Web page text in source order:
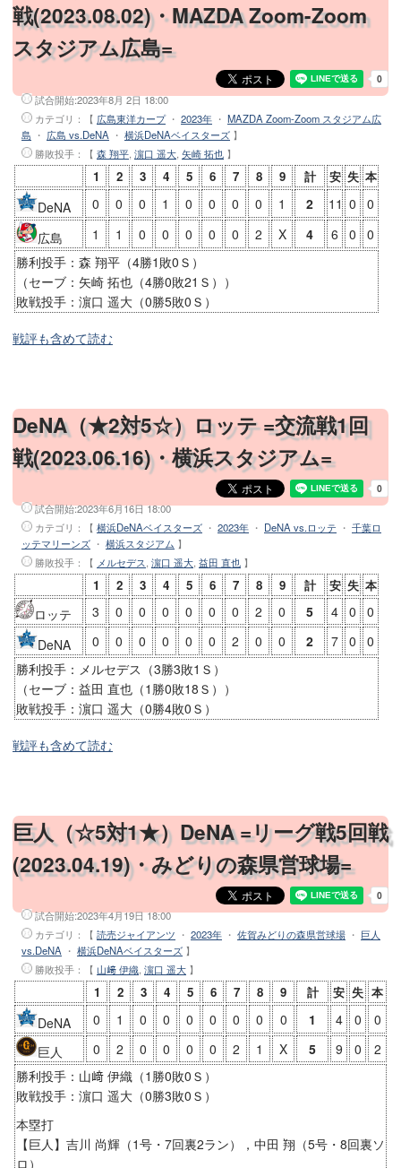
戦(2023.08.02)・MAZDA Zoom-Zoom
スタジアム広島=
試合開始:2023年8月 2日 18:00
カテゴリ：【 広島東洋カープ・ 2023年 ・ MAZDA Zoom-Zoom スタジアム広
島 ・ 広島 vs.DeNA ・ 横浜DeNAベイスターズ 】
勝敗投手 ：【 森 翔平 濵口 遥大 矢崎 拓也 】
1 2 3 4 5 6 7 8 9 計 安 失 本
DeNA 0 0 0 1 0 0 0 0 1 2 11 0
0
広島
1 1 0 0 0 0 0 2 X 4 6 0
0
勝利投手：森 翔平（4勝1敗0Ｓ）
（セーブ：矢崎 拓也（4勝0敗21Ｓ））
敗戦投手：濵口 遥大（0勝5敗0Ｓ）
戦評も含めて読む
DeNA（★2対5☆）ロッテ =交流戦1回
戦(2023.06.16)・横浜スタジアム=
試合開始:2023年6月16日 18:00
カテゴリ：【 横浜DeNAベイスターズ ・ 2023年 ・ DeNA vs.ロッテ ・ 千葉ロ
ッテマリーンズ ・ 横浜スタジアム 】
勝敗投手 ：【 メルセデス 濵口 遥大 益田 直也 】
1 2 3 4 5 6 7 8 9 計 安 失 本
ロッテ 3 0 0 0 0 0 0 2 0 5 4 0
0
DeNA
0 0 0 0 0 0 2 0 0 2 7 0
0
勝利投手：メルセデス（3勝3敗1Ｓ）
（セーブ：益田 直也（1勝0敗18Ｓ））
敗戦投手：濵口 遥大（0勝4敗0Ｓ）
戦評も含めて読む
巨人（☆5対1★）DeNA =リーグ戦5回戦
(2023.04.19)・みどりの森県営球場=
試合開始:2023年4月19日 18:00
カテゴリ：【 読売ジャイアンツ ・ 2023年 ・ 佐賀みどりの森県営球場 ・ 巨人
vs.DeNA ・ 横浜DeNAベイスターズ 】
勝敗投手 ：【 山﨑 伊織 濵口 遥大 】
1 2 3 4 5 6 7 8 9 計 安 失 本
DeNA 0 1 0 0 0 0 0 0 0 1 4 0
0
巨人
0 2 0 0 0 0 2 1 X 5 9 0
2
勝利投手：山﨑 伊織（1勝0敗0Ｓ）
敗戦投手：濵口 遥大（0勝3敗0Ｓ）
本塁打
【巨人】吉川 尚輝（1号・7回裏2ラン），中田 翔（5号・8回裏ソ
ロ）